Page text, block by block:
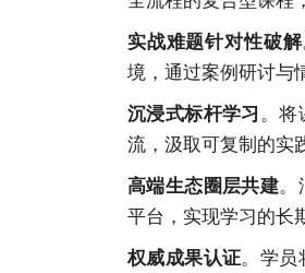
实战难题针对性破解
境，通过案例研讨与
沉浸式标杆学习。将
流，汲取可复制的实
高端生态圈层共建。
平台，实现学习的长
权威成果认证。学员